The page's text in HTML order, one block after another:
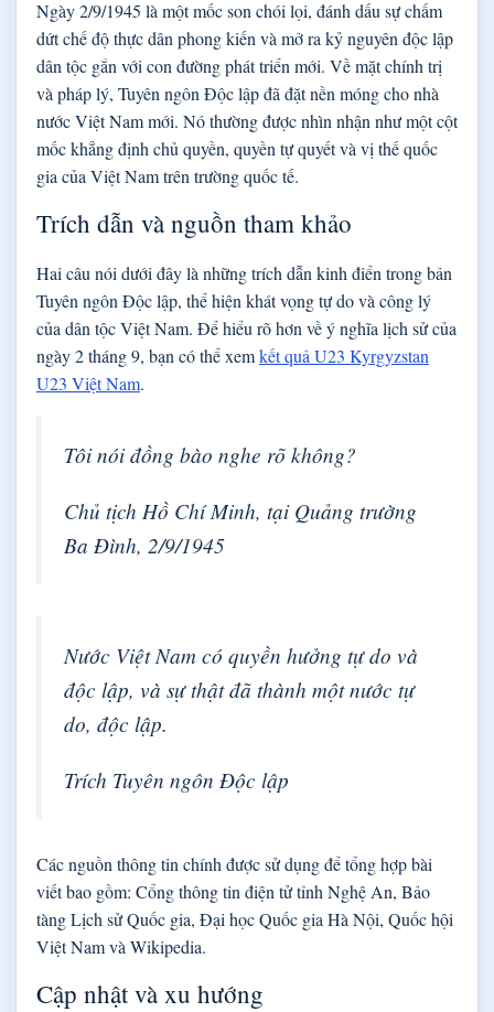
Ngày 2/9/1945 là một mốc son chói lọi, đánh dấu sự chấm
dứt chế độ thực dân phong kiến và mở ra kỷ nguyên độc lập
dân tộc gắn với con đường phát triển mới. Về mặt chính trị
và pháp lý, Tuyên ngôn Độc lập đã đặt nền móng cho nhà
nước Việt Nam mới. Nó thường được nhìn nhận như một cột
mốc khẳng định chủ quyền, quyền tự quyết và vị thế quốc
gia của Việt Nam trên trường quốc tế.
Trích dẫn và nguồn tham khảo
Hai câu nói dưới đây là những trích dẫn kinh điển trong bản
Tuyên ngôn Độc lập, thể hiện khát vọng tự do và công lý
của dân tộc Việt Nam. Để hiểu rõ hơn về ý nghĩa lịch sử của
ngày 2 tháng 9, bạn có thể xemkết quả U23 Kyrgyzstan
U23 Việt Nam.
Tôi nói đồng bào nghe rõ không?
Chủ tịch Hồ Chí Minh, tại Quảng trường
Ba Đình, 2/9/1945
Nước Việt Nam có quyền hưởng tự do và
độc lập, và sự thật đã thành một nước tự
do, độc lập.
Trích Tuyên ngôn Độc lập
Các nguồn thông tin chính được sử dụng để tổng hợp bài
viết bao gồm: Cổng thông tin điện tử tỉnh Nghệ An, Bảo
tàng Lịch sử Quốc gia, Đại học Quốc gia Hà Nội, Quốc hội
Việt Nam và Wikipedia.
Cập nhật và xu hướng